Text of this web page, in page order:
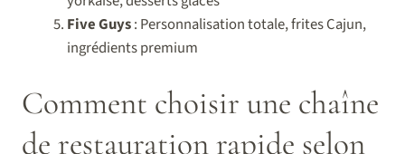
Five Guys: Personnalisation totale, frites Cajun,
ingrédients premium
Comment choisir une chaîne
de restauration rapide selon